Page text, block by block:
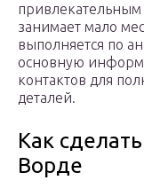
занимает мало
выполняется по
основную
контактов для
деталей.
Как
Ворде